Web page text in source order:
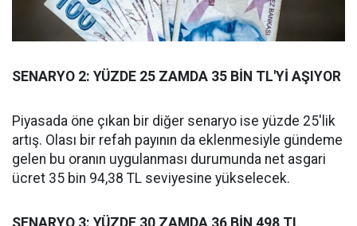
SENARYO 2: YÜZDE 25 ZAMDA 35 BİN TL'Yİ AŞIYOR
Piyasada öne çıkan bir diğer senaryo ise yüzde 25'lik
artış. Olası bir refah payının da eklenmesiyle gündeme
gelen bu oranın uygulanması durumunda net asgari
ücret 35 bin 94,38 TL seviyesine yükselecek.
SENARYO 3: YÜZDE 30 ZAMDA 36 BİN 498 TL